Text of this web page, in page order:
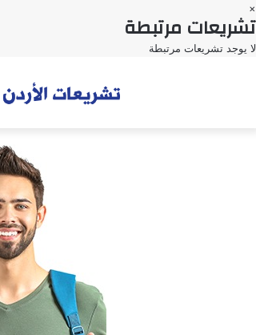
×
تشريعات مرتبطة
لا يوجد تشريعات مرتبطة